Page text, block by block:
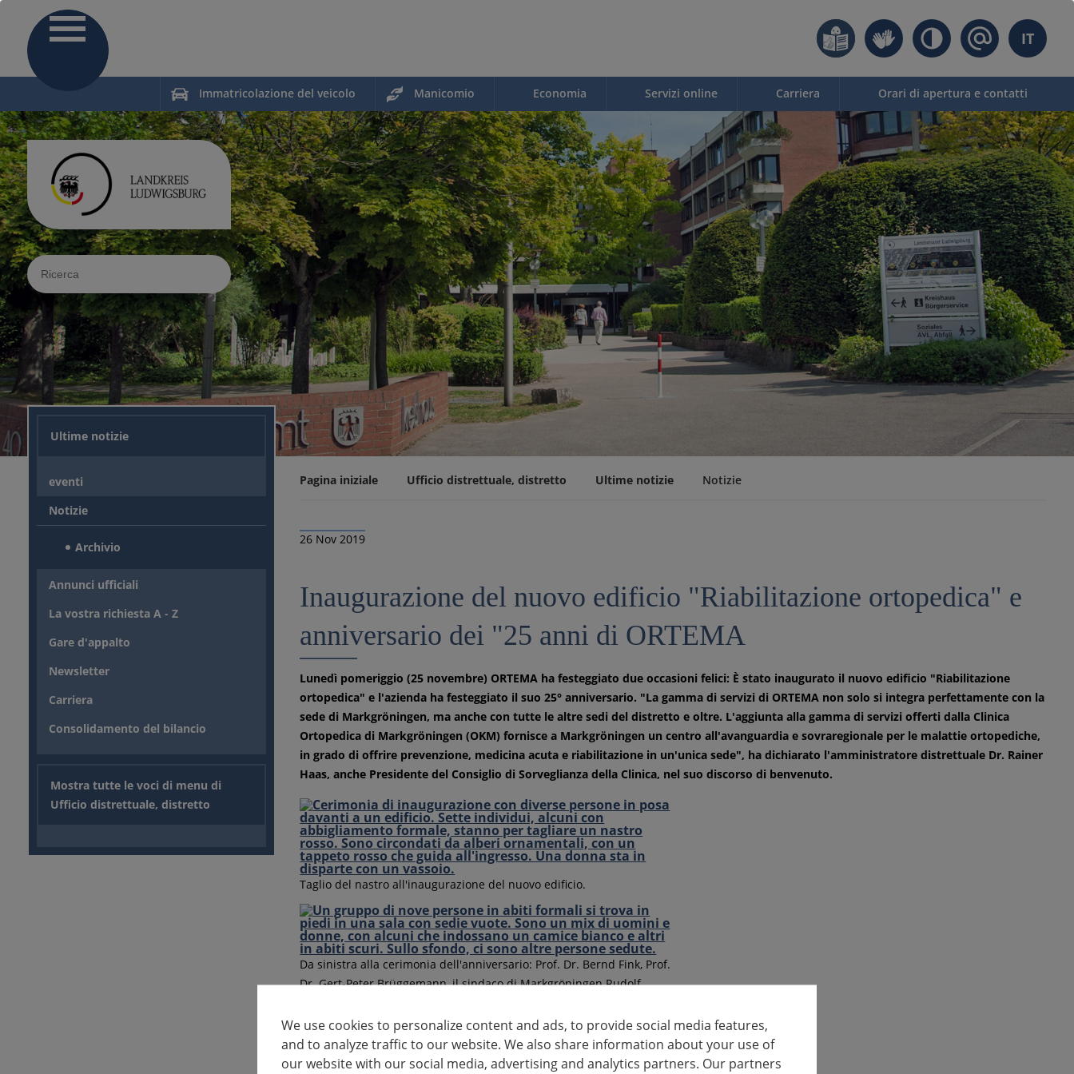
IT
Immatricolazione del veicolo Manicomio Economia Servizi online Carriera Orari di apertura e contatti
Sucheingabe
Ultime notizie
eventi
Notizie
Archivio
Annunci ufficiali
La vostra richiesta A - Z
Gare d'appalto
Newsletter
Carriera
Consolidamento del bilancio
Mostra tutte le voci di menu di
Ufficio distrettuale, distretto
Pagina iniziale Ufficio distrettuale, distretto Ultime notizie Notizie
26 Nov 2019
Inaugurazione del nuovo edificio "Riabilitazione ortopedica" e
anniversario dei "25 anni di ORTEMA
Lunedì pomeriggio (25 novembre) ORTEMA ha festeggiato due occasioni felici: È stato inaugurato il nuovo edificio "Riabilitazione
ortopedica" e l'azienda ha festeggiato il suo 25° anniversario. "La gamma di servizi di ORTEMA non solo si integra perfettamente con la
sede di Markgröningen, ma anche con tutte le altre sedi del distretto e oltre. L'aggiunta alla gamma di servizi offerti dalla Clinica
Ortopedica di Markgröningen (OKM) fornisce a Markgröningen un centro all'avanguardia e sovraregionale per le malattie ortopediche,
in grado di offrire prevenzione, medicina acuta e riabilitazione in un'unica sede", ha dichiarato l'amministratore distrettuale Dr. Rainer
Haas, anche Presidente del Consiglio di Sorveglianza della Clinica, nel suo discorso di benvenuto.
Taglio del nastro all'inaugurazione del nuovo edificio.
Da sinistra alla cerimonia dell'anniversario: Prof. Dr. Bernd Fink, Prof.
Dr. Gert-Peter Brüggemann, il sindaco di Markgröningen Rudolf
Martin, amministratore delegato di Kliniken Ludwigsburg-Bietigheim
gGmbH, l'amministratore delegato di ORTEMA Olaf Sporys, Hiltrud
Nehls, amministratore delegato di AOK Ludwigsburg-Rems-Murr e
We use cookies to personalize content and ads, to provide social media features,
and to analyze traffic to our website. We also share information about your use of
our website with our social media, advertising and analytics partners. Our partners